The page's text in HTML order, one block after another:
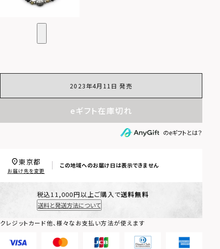
2023年4月11日 発売
eギフト在庫切れ
のeギフトとは？
この地域へのお届け日は表示できません
東京都
お届け先を変更
税込11,000円以上ご購入で送料無料
送料と発送方法について
クレジットカード他、様々なお支払い方法が使えます